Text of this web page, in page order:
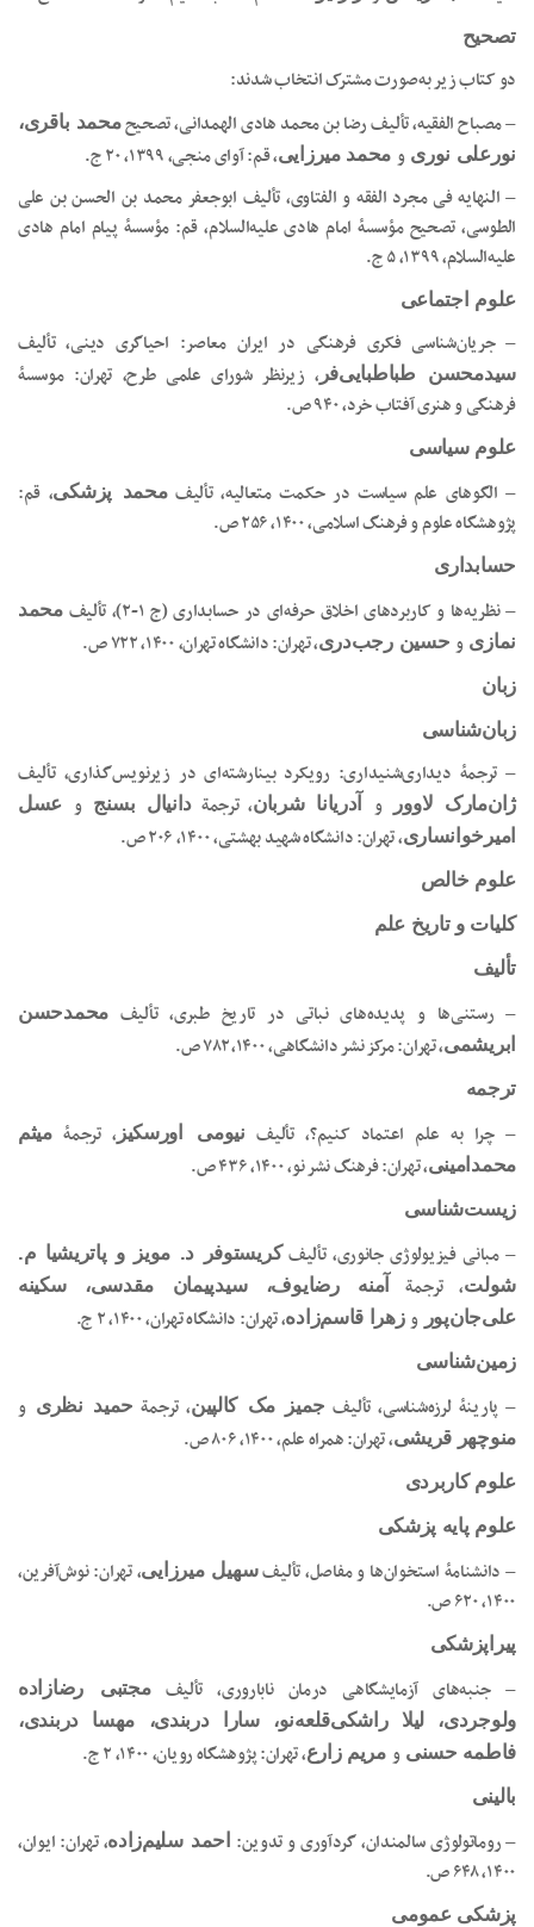
تصحیح
دو کتاب زیر به‌صورت مشترک انتخاب شدند:
– مصباح الفقیه، تألیف رضا بن محمد هادی الهمدانی، تصحیحمحمد باقری،
نورعلی نوریو محمد میرزایی، قم: آوای منجی، ۱۳۹۹، ۲۰ ج.
– النهایه فی مجرد الفقه و الفتاوی، تألیف ابوجعفر محمد بن الحسن بن علی
الطوسی، تصحیح مؤسسۀ امام هادی علیه‌السلام، قم: مؤسسۀ پیام امام هادی
علیه‌السلام، ۱۳۹۹، ۵ ج.
علوم اجتماعی
– جریان‌شناسی فکری فرهنگی در ایران معاصر: احیاگری دینی، تألیف
سیدمحسن طباطبایی‌فر ، زیرنظر شورای علمی طرح، تهران: موسسۀ
فرهنگی و هنری آفتاب خرد، ۹۴۰ ص.
علوم سیاسی
– الگوهای علم سیاست در حکمت متعالیه،‌ تألیفمحمد پزشکی، قم:
پژوهشگاه علوم و فرهنگ اسلامی، ۱۴۰۰، ۲۵۶ ص.
حسابداری
– نظریه‌ها و کاربردهای اخلاق حرفه‌ای در حسابداری (ج ۱-۲)، تألیف
محمد
نمازیو حسین رجب‌دری، تهران: دانشگاه تهران، ۱۴۰۰، ۷۲۲ ص.
زبان
زبان‌شناسی
– ترجمۀ دیداری‌شنیداری: رویکرد بینارشته‌ای در زیرنویس‌گذاری، تألیف
ژان‌مارک لاوورو آدریانا شربان، ترجمة دانیال بسنجو عسل
امیرخوانساری، تهران: دانشگاه شهید بهشتی، ۱۴۰۰، ۲۰۶ ص.‏‫
علوم خالص
کلیات و تاریخ علم
تألیف
– رستنی‌ها و پدیده‌های نباتی در تاریخ طبری، تألیفمحمدحسن
ابریشمی، تهران: مرکز نشر دانشگاهی، ۱۴۰۰، ۷۸۲ ص.
ترجمه
– چرا به علم اعتماد کنیم؟، تألیف نیومی اورسکیز ، ترجمۀمیثم
محمدامینی، تهران: فرهنگ نشر نو، ۱۴۰۰، ۴۳۶ ص.
زیست‌شناسی
– مبانی فیزیولوژی جانوری، تألیفکریستوفر د. مویز و پاتریشیا م.
شولت، ترجمة
آمنه رضایوف، سیدپیمان مقدسی، سکینه
علی‌جان‌پور و زهرا قاسم‌زاده، تهران: دانشگاه تهران، ۱۴۰۰، ۲ ج.
زمین‌شناسی
– پارینۀ لرزه‌شناسی، تألیف جمیز مک کالپین، ترجمة حمید نظریو
منوچهر قریشی، تهران: همراه علم، ۱۴۰۰، ۸۰۶ ص.
علوم کاربردی
علوم پایه پزشکی
– دانشنامۀ استخوان‌ها و مفاصل، تألیفسهیل میرزایی، تهران: نوش‌آفرین،
۱۴۰۰، ۶۲۰ ص.
پیراپزشکی
– جنبه‌های آزمایشگاهی درمان ناباروری، تألیفمجتبی رضازاده
ولوجردی، لیلا راشکی‌قلعه‌نو، سارا دربندی، مهسا دربندی،
فاطمه حسنیو مریم زارع، تهران: پژوهشگاه رویان، ۱۴۰۰، ۲ ج.
بالینی
– روماتولوژی سالمندان، گردآوری و تدوین: احمد سلیم‌زاده، تهران: ایوان،
۱۴۰۰، ۶۴۸ ص.
پزشکی عمومی